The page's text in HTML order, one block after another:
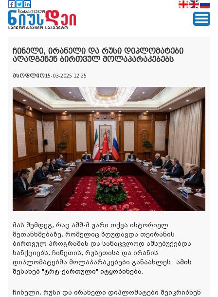
ჩინელი, ირანელი და რუსი დიპლომატები
აღადგენენ ბირთვულ მოლაპარაკებებს
მსოფლიო15-03-2025 12:25
მას შემდეგ, რაც აშშ-მ უარი თქვა ისტორიულ
შეთანხმებაზე, რომელიც ზღუდავდა თეირანის
ბირთვულ პროგრამას და სანაცვლოდ ამსუბუქებდა
სანქციებს, ჩინეთის, რუსეთისა და ირანის
დიპლომატებმა მოლაპარაკებები განაახლეს. ამის
შესახებ "ტრტ-ქართული" იტყობინება.
ჩინელი, რუსი და ირანელი დიპლომატები შეიკრიბნენ